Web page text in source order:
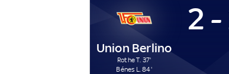
Union Berlino
Rothe T. 37'
Bénes L. 84'
2 -